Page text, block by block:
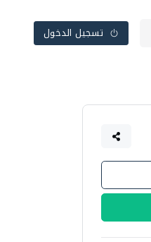
تسجيل الدخول